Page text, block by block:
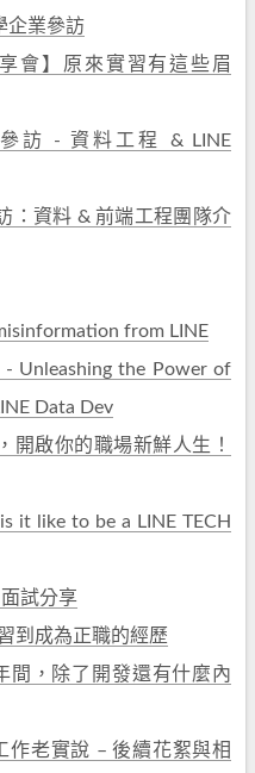
企業參訪
享會】原來實習有這些眉
訪 - 資料工程 & LINE
：資料 & 前端工程團隊介
from LINE
Unleashing the Power of
Data Dev
開啟你的職場新鮮人生！
it like to be a LINE TECH
面試分享
到成為正職的經歷
間，除了開發還有什麼內
作老實說 – 後續花絮與相